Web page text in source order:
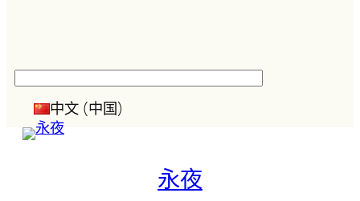
中文 (中国)
永夜